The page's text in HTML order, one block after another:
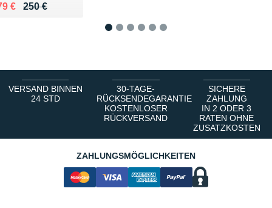
250 €
lieu de 250 €
€ 179 €
VERSAND BINNEN
24 STD
30-TAGE-
RÜCKSENDEGARANTIE
KOSTENLOSER
RÜCKVERSAND
SICHERE
ZAHLUNG
IN 2 ODER 3
RATEN OHNE
ZUSATZKOSTEN
ZAHLUNGSMÖGLICHKEITEN